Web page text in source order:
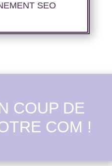
SEO
en place.
COUP DE
COM !